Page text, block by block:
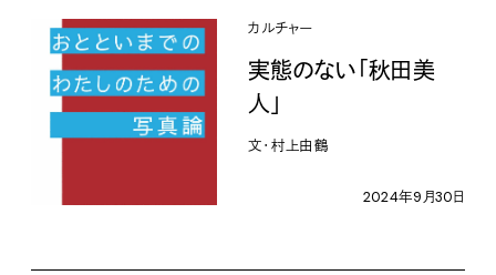
カルチャー
実態のない「秋田美
人」
文・村上由鶴
2024年9月30日